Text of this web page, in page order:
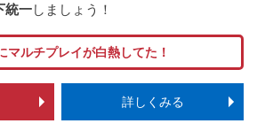
統一しましょう！
マルチプレイが白熱してた！
詳しくみる